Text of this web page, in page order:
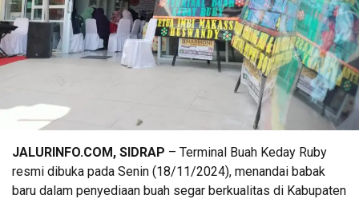
JALURINFO.COM, SIDRAP – Terminal Buah Keday Ruby
resmi dibuka pada Senin (18/11/2024), menandai babak
baru dalam penyediaan buah segar berkualitas di Kabupaten